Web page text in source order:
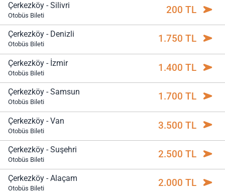
Çerkezköy - Silivri
Otobüs Bileti 200 TL
Çerkezköy - Denizli
Otobüs Bileti 1.750 TL
Çerkezköy - İzmir
Otobüs Bileti 1.400 TL
Çerkezköy - Samsun
Otobüs Bileti 1.700 TL
Çerkezköy - Van
Otobüs Bileti 3.500 TL
Çerkezköy - Suşehri
Otobüs Bileti 2.500 TL
Çerkezköy - Alaçam
Otobüs Bileti 2.000 TL